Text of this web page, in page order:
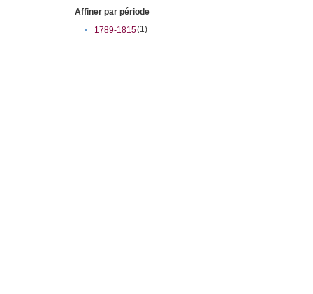
Affiner par période
•
1789-1815(1)